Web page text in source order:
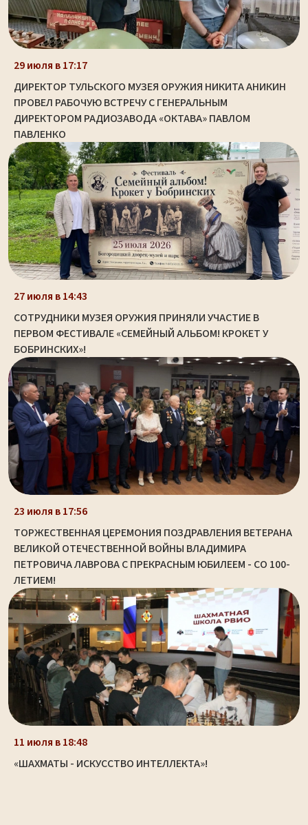
29 июля в 17:17
ДИРЕКТОР ТУЛЬСКОГО МУЗЕЯ ОРУЖИЯ НИКИТА АНИКИН
ПРОВЕЛ РАБОЧУЮ ВСТРЕЧУ С ГЕНЕРАЛЬНЫМ
ДИРЕКТОРОМ РАДИОЗАВОДА «ОКТАВА» ПАВЛОМ
ПАВЛЕНКО
27 июля в 14:43
СОТРУДНИКИ МУЗЕЯ ОРУЖИЯ ПРИНЯЛИ УЧАСТИЕ В
ПЕРВОМ ФЕСТИВАЛЕ «СЕМЕЙНЫЙ АЛЬБОМ! КРОКЕТ У
БОБРИНСКИХ»!
23 июля в 17:56
ТОРЖЕСТВЕННАЯ ЦЕРЕМОНИЯ ПОЗДРАВЛЕНИЯ ВЕТЕРАНА
ВЕЛИКОЙ ОТЕЧЕСТВЕННОЙ ВОЙНЫ ВЛАДИМИРА
ПЕТРОВИЧА ЛАВРОВА С ПРЕКРАСНЫМ ЮБИЛЕЕМ - СО 100-
ЛЕТИЕМ!
11 июля в 18:48
«ШАХМАТЫ - ИСКУССТВО ИНТЕЛЛЕКТА»!